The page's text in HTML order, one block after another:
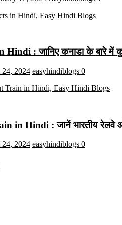
Hindi : जानिए कनाडा के बारे में
2024 easyhindiblogs 0
in Hindi : जानें भारतीय रेलवे
2024 easyhindiblogs 0